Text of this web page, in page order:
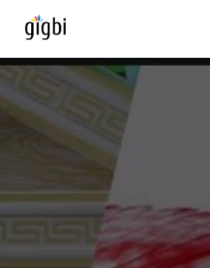
Anasayfa
Giriş Yap
Kayıt Ol
Kategoriler